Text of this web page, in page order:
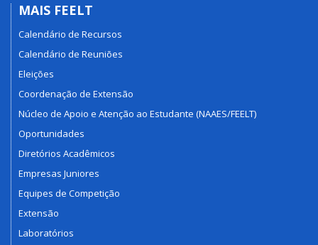
MAIS FEELT
Calendário de Recursos
Calendário de Reuniões
Eleições
Coordenação de Extensão
Núcleo de Apoio e Atenção ao Estudante (NAAES/FEELT)
Oportunidades
Diretórios Acadêmicos
Empresas Juniores
Equipes de Competição
Extensão
Laboratórios